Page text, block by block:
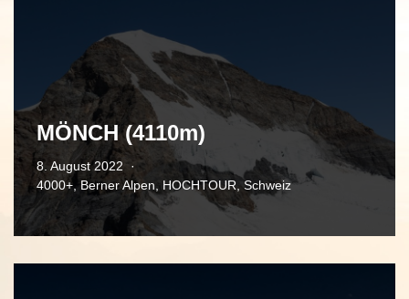
MÖNCH (4110m)
8. August 2022
4000+, Berner Alpen, HOCHTOUR, Schweiz